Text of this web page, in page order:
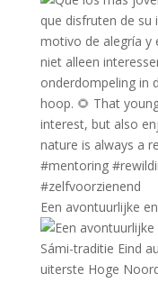
Een avontuurlijke